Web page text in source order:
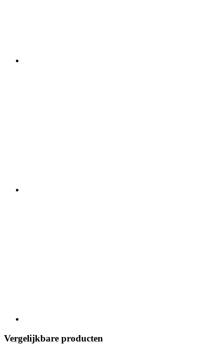
Vergelijkbare producten